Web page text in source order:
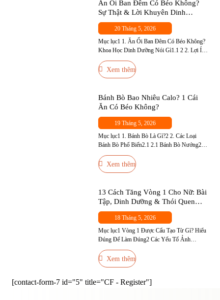
Nên […]
Ăn Ổi Ban Đêm Có Béo Không?
Sự Thật & Lời Khuyên Dinh
Dưỡng
20 Tháng 5, 2026
Mục lục1 1. Ăn Ổi Ban Đêm Có Béo Không?
Khoa Học Dinh Dưỡng Nói Gì1.1 2 2. Lợi Ích
Sức Khỏe Của Ổi — Đặc Biệt Với Người Tập
Gym3 3. Ăn Ổi Ban Đêm Có Tốt Không? —
Thời Điểm Phù Hợp4 4. Ai Không Nên Ăn Ổi
Xem thêm
Bánh Bò Bao Nhiêu Calo? 1 Cái
Ăn Có Béo Không?
19 Tháng 5, 2026
Mục lục1 1. Bánh Bò Là Gì?2 2. Các Loại
Bánh Bò Phổ Biến2.1 2.1 Bánh Bò Nướng2.2
2.2 Bánh Bò Hấp2.3 2.3 Bánh Bò Sữa
Nướng2.4 2.4 Bánh Bò Dừa3 3. Ăn Bánh Bò
Có Tốt Không?4 4. Bánh Bò Bao Nhiêu Calo?
Bánh Bò […]
Xem thêm
13 Cách Tăng Vòng 1 Cho Nữ: Bài
Tập, Dinh Dưỡng & Thói Quen
Hiệu Quả Nhất
18 Tháng 5, 2026
Mục lục1 Vòng 1 Được Cấu Tạo Từ Gì? Hiểu
Đúng Để Làm Đúng2 Các Yếu Tố Ảnh
Hưởng Đến Kích Thước Vòng 13 13 Cách
Tăng Vòng 1 Hiệu Quả3.1 Nhóm 1: Bài Tập
Phát Triển Cơ Ngực3.2 Nhóm 2: Dinh Dưỡng
và Kỹ Thuật […]
Xem thêm
[contact-form-7 id="5" title="CF - Register"]